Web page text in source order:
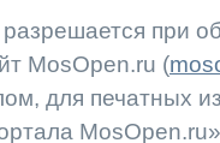
при
MosOpen.ru (
для печатных